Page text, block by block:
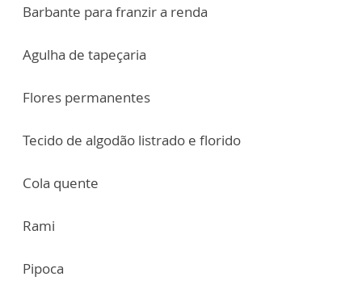
Barbante para franzir a renda
Agulha de tapeçaria
Flores permanentes
Tecido de algodão listrado e florido
Cola quente
Rami
Pipoca